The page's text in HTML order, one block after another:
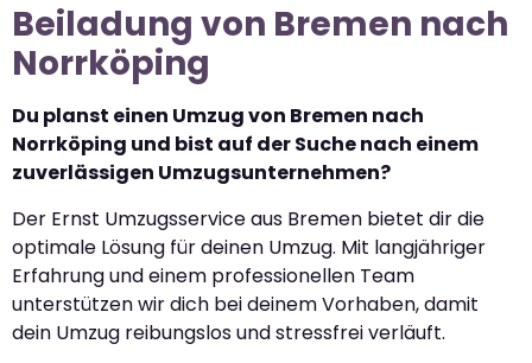
Beiladung von Bremen nach
Norrköping
Du planst einen Umzug von Bremen nach
Norrköping und bist auf der Suche nach einem
zuverlässigen Umzugsunternehmen?
Der Ernst Umzugsservice aus Bremen bietet dir die
optimale Lösung für deinen Umzug. Mit langjähriger
Erfahrung und einem professionellen Team
unterstützen wir dich bei deinem Vorhaben, damit
dein Umzug reibungslos und stressfrei verläuft.